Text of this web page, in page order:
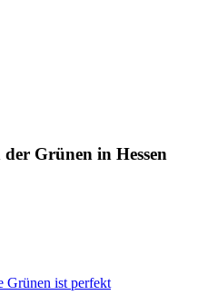
Grünen in Hessen
Grünen ist perfekt